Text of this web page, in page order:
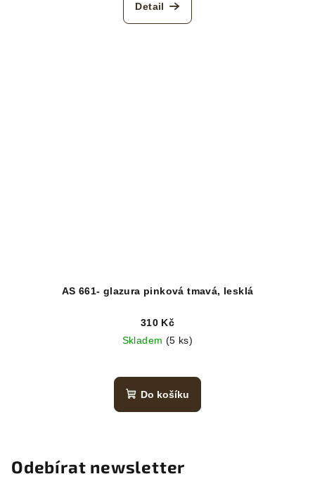
Detail
AS 661- glazura pinková tmavá, lesklá
310 Kč
Skladem (5 ks)
Do košíku
Odebírat newsletter